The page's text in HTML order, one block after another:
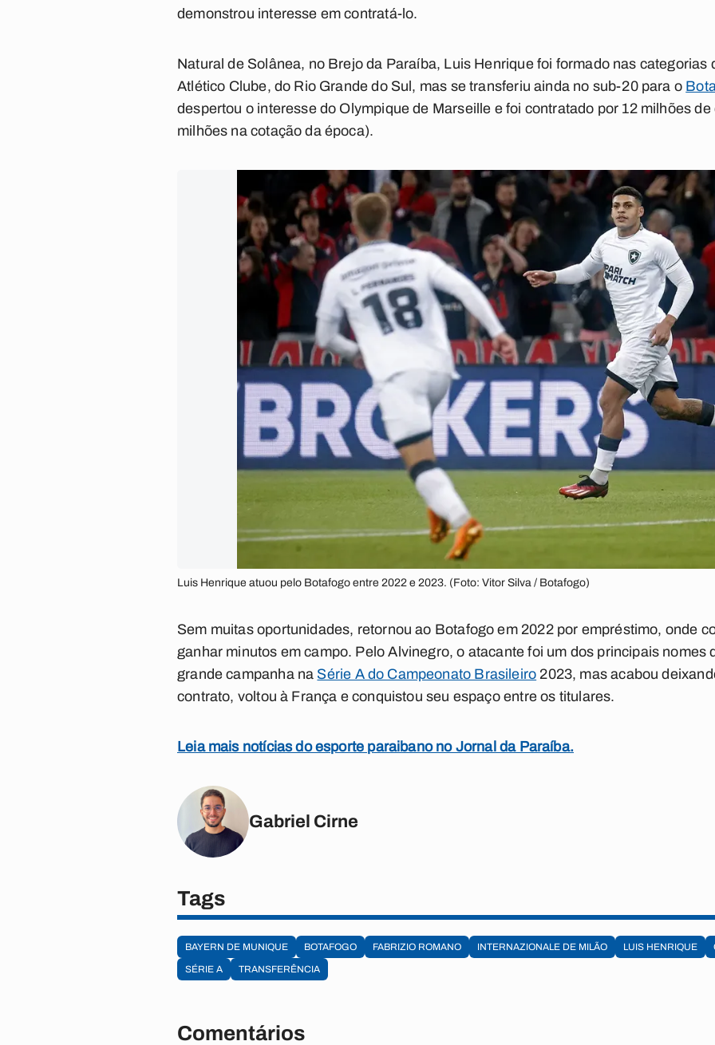
demonstrou interesse em contratá-lo.
Natural de Solânea, no Brejo da Paraíba, Luis Henrique foi formado nas categorias
Atlético Clube, do Rio Grande do Sul, mas se transferiu ainda no sub-20 para o
despertou o interesse do Olympique de Marseille e foi contratado por 12 milhões de
milhões na cotação da época).
Luis Henrique atuou pelo Botafogo entre 2022 e 2023. (Foto: Vitor Silva / Botafogo)
Sem muitas oportunidades, retornou ao Botafogo em 2022 por empréstimo, onde
ganhar minutos em campo. Pelo Alvinegro, o atacante foi um dos principais nomes
grande campanha na Série A do Campeonato Brasileiro 2023, mas acabou
contrato, voltou à França e conquistou seu espaço entre os titulares.
Leia mais notícias do esporte paraibano no Jornal da Paraíba.
Gabriel Cirne
Tags
BAYERN DE MUNIQUE BOTAFOGO FABRIZIO ROMANO INTERNAZIONALE DE MILÃO LUIS HENRIQUE
SÉRIE A
TRANSFERÊNCIA
Comentários